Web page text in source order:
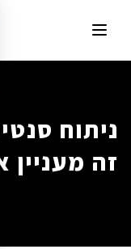
ניתוח
זה מעניין